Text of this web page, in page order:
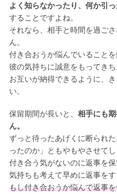
よく知らなかったり、何か引
することですよね。
それなら、相手と時間を過ご
ん。
付き合おうか悩んでいること
彼の気持ちに誠意をもってきち
お互いが納得できるように、
い。
保留期間が長いと、 相手にも
ん。
ずっと待ったあげくに断られ
ったのか」ともやもやさせてし
付き合う気がないのに返事を
気持ちも考えて早めに返事をす
もし付き合おうか悩んで返事